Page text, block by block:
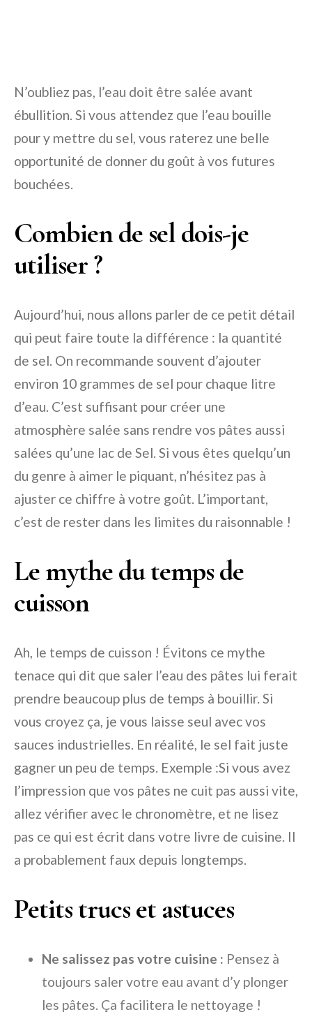
N’oubliez pas, l’eau doit être salée avant
ébullition. Si vous attendez que l’eau bouille
pour y mettre du sel, vous raterez une belle
opportunité de donner du goût à vos futures
bouchées.
Combien de sel dois-je
utiliser ?
Aujourd’hui, nous allons parler de ce petit détail
qui peut faire toute la différence : la quantité
de sel. On recommande souvent d’ajouter
environ 10 grammes de sel pour chaque litre
d’eau. C’est suffisant pour créer une
atmosphère salée sans rendre vos pâtes aussi
salées qu’une lac de Sel. Si vous êtes quelqu’un
du genre à aimer le piquant, n’hésitez pas à
ajuster ce chiffre à votre goût. L’important,
c’est de rester dans les limites du raisonnable !
Le mythe du temps de
cuisson
Ah, le temps de cuisson ! Évitons ce mythe
tenace qui dit que saler l’eau des pâtes lui ferait
prendre beaucoup plus de temps à bouillir. Si
vous croyez ça, je vous laisse seul avec vos
sauces industrielles. En réalité, le sel fait juste
gagner un peu de temps. Exemple :Si vous avez
l’impression que vos pâtes ne cuit pas aussi vite,
allez vérifier avec le chronomètre, et ne lisez
pas ce qui est écrit dans votre livre de cuisine. Il
a probablement faux depuis longtemps.
Petits trucs et astuces
Ne salissez pas votre cuisine : Pensez à
toujours saler votre eau avant d’y plonger
les pâtes. Ça facilitera le nettoyage !